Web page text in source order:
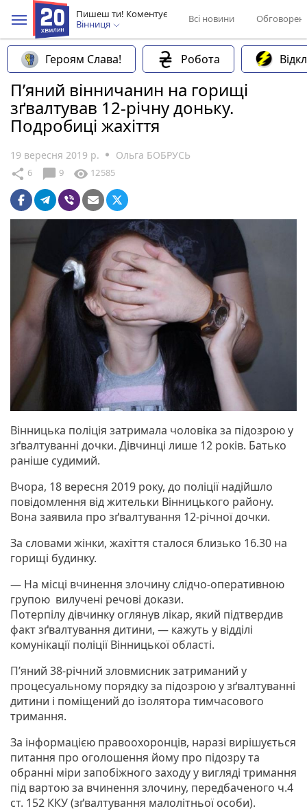
Пишеш ти! Коментує
Вінниця
Всі новини
Героям Слава! Робота
П’яний вінничанин на горищі
зґвалтував 12-річну доньку.
Подробиці жахіття
19 вересня 2019 р. Ольга БОБРУСЬ
share 6 chat_bubble 9 visibility 12585
Вінницька поліція затримала чоловіка за підозрою у
зґвалтуванні дочки. Дівчинці лише 12 років. Батько
раніше судимий.
Вчора, 18 вересня 2019 року, до поліції надійшло
повідомлення від жительки Вінницького району.
Вона заявила про зґвалтування 12-річної дочки.
За словами жінки, жахіття сталося близько 16.30 на
горищі будинку.
— На місці вчинення злочину слідчо-оперативною
групою вилучені речові докази.
Потерпілу дівчинку оглянув лікар, який підтвердив
факт зґвалтування дитини, — кажуть у відділі
комунікації поліції Вінницької області.
П’яний 38-річний зловмисник затриманий у
процесуальному порядку за підозрою у зґвалтуванні
дитини і поміщений до ізолятора тимчасового
тримання.
За інформацією правоохоронців, наразі вирішується
питання про оголошення йому про підозру та
обранні міри запобіжного заходу у вигляді тримання
під вартою за вчинення злочину, передбаченого ч.4
ст. 152 ККУ (зґвалтування малолітньої особи).